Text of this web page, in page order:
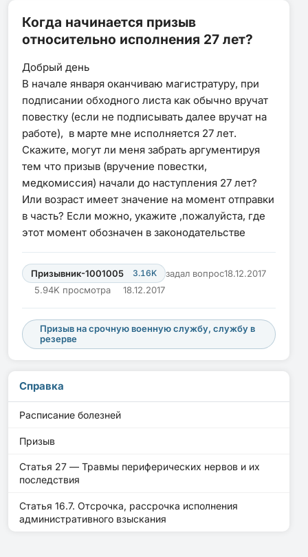
Когда начинается призыв
относительно исполнения 27 лет?
Добрый день
В начале января оканчиваю магистратуру, при
подписании обходного листа как обычно вручат
повестку (если не подписывать далее вручат на
работе), в марте мне исполняется 27 лет.
Скажите, могут ли меня забрать аргументируя
тем что призыв (вручение повестки,
медкомиссия) начали до наступления 27 лет?
Или возраст имеет значение на момент отправки
в часть? Если можно, укажите ,пожалуйста, где
этот момент обозначен в законодательстве
Призывник-1001005 3.16K задал вопрос18.12.2017
5.94K просмотра
18.12.2017
Призыв на срочную военную службу, службу в
резерве
Справка
Расписание болезней
Призыв
Статья 27 — Травмы периферических нервов и их
последствия
Статья 16.7. Отсрочка, рассрочка исполнения
административного взыскания